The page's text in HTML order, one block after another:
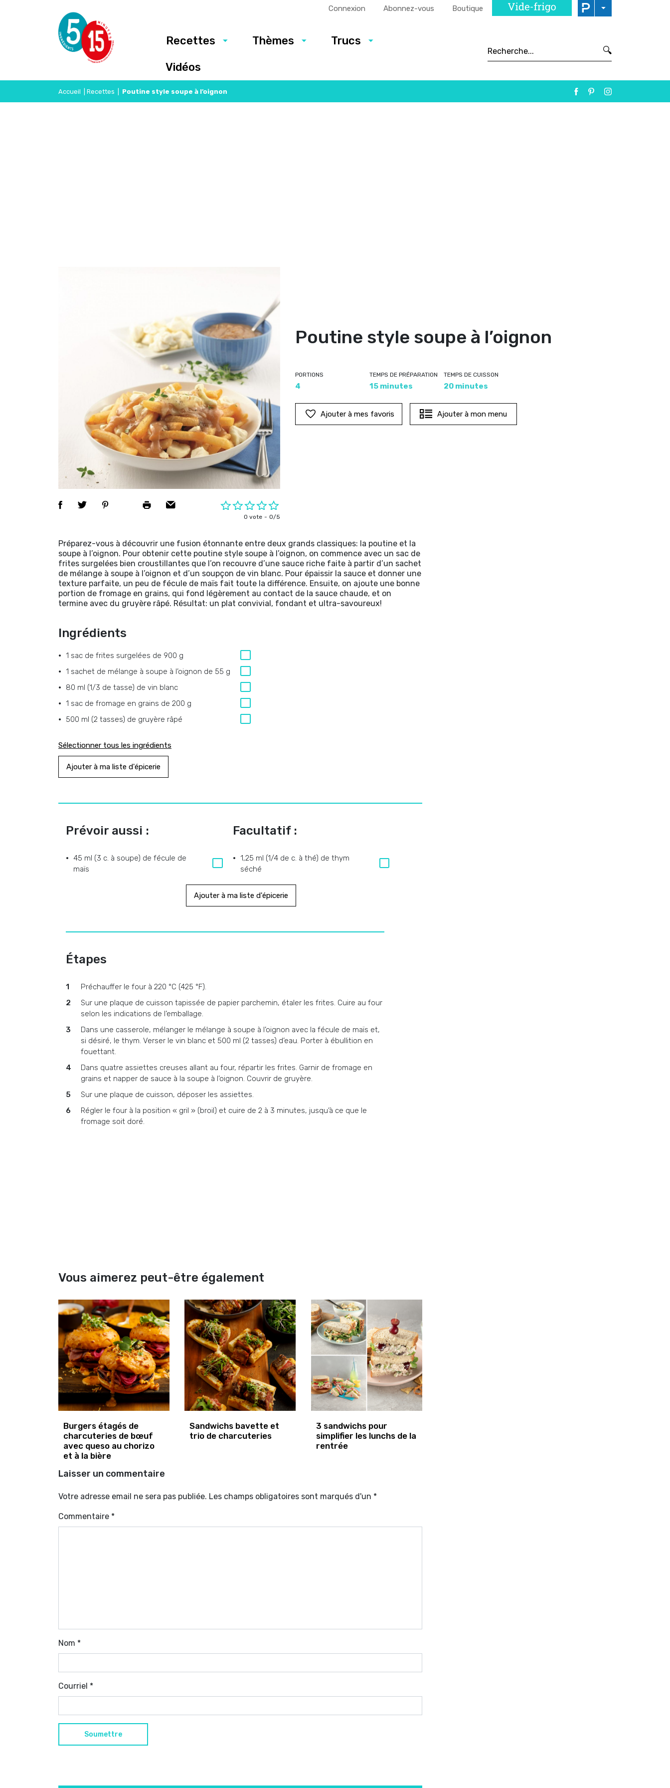
Connexion Abonnez-vous Boutique
Recettes Thèmes
Trucs
Vidéos
🔍
Accueil Recettes Poutine style soupe à l’oignon
0 vote 0/5
Poutine style soupe à l’oignon
PORTIONS
4
TEMPS DE PRÉPARATION
15 minutes
TEMPS DE CUISSON
20 minutes
Ajouter à mes favoris Ajouter à mon menu
Préparez-vous à découvrir une fusion étonnante entre deux grands classiques: la poutine et la
soupe à l’oignon. Pour obtenir cette poutine style soupe à l’oignon, on commence avec un sac de
frites surgelées bien croustillantes que l’on recouvre d’une sauce riche faite à partir d’un sachet
de mélange à soupe à l’oignon et d’un soupçon de vin blanc. Pour épaissir la sauce et donner une
texture parfaite, un peu de fécule de maïs fait toute la différence. Ensuite, on ajoute une bonne
portion de fromage en grains, qui fond légèrement au contact de la sauce chaude, et on
termine avec du gruyère râpé. Résultat: un plat convivial, fondant et ultra-savoureux!
Ingrédients
1 sac de frites surgelées de 900 g
1 sachet de mélange à soupe à l’oignon de 55 g
80 ml (1/3 de tasse) de vin blanc
1 sac de fromage en grains de 200 g
500 ml (2 tasses) de gruyère râpé
Sélectionner tous les ingrédients
Ajouter à ma liste d'épicerie
Prévoir aussi :
45 ml (3 c. à soupe) de fécule de
maïs
Facultatif :
1,25 ml (1/4 de c. à thé) de thym
séché
Ajouter à ma liste d'épicerie
Étapes
Préchauffer le four à 220 °C (425 °F).
Sur une plaque de cuisson tapissée de papier parchemin, étaler les frites. Cuire au four
selon les indications de l’emballage.
Dans une casserole, mélanger le mélange à soupe à l’oignon avec la fécule de maïs et,
si désiré, le thym. Verser le vin blanc et 500 ml (2 tasses) d’eau. Porter à ébullition en
fouettant.
Dans quatre assiettes creuses allant au four, répartir les frites. Garnir de fromage en
grains et napper de sauce à la soupe à l’oignon. Couvrir de gruyère.
Sur une plaque de cuisson, déposer les assiettes.
Régler le four à la position « gril » (broil) et cuire de 2 à 3 minutes, jusqu’à ce que le
fromage soit doré.
Vous aimerez peut-être également
Burgers étagés de
charcuteries de bœuf
avec queso au chorizo
et à la bière
Sandwichs bavette et
trio de charcuteries
3 sandwichs pour
simplifier les lunchs de la
rentrée
Laisser un commentaire
Votre adresse email ne sera pas publiée. Les champs obligatoires sont marqués d'un *
Commentaire *
Nom *
Courriel *